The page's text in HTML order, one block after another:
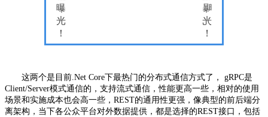
这两个是目前.Net Core下最热门的分布式通信方式了， gRPC是
Client/Server模式通信的，支持流式通信，性能更高一些，相对的使用
场景和实施成本也会高一些，REST的通用性更强，像典型的前后端分
离架构，当下各公众平台对外数据提供，都是选择的REST接口，包括